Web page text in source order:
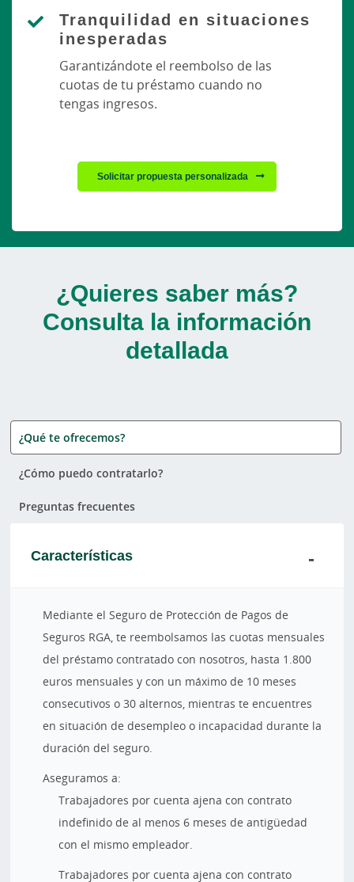
Tranquilidad en situaciones
inesperadas
Garantizándote el reembolso de las
cuotas de tu préstamo cuando no
tengas ingresos.
Solicitar propuesta personalizada
¿Quieres saber más?
Consulta la información
detallada
¿Qué te ofrecemos?
¿Cómo puedo contratarlo?
Preguntas frecuentes
Características
Mediante el Seguro de Protección de Pagos de
Seguros RGA, te reembolsamos las cuotas mensuales
del préstamo contratado con nosotros, hasta 1.800
euros mensuales y con un máximo de 10 meses
consecutivos o 30 alternos, mientras te encuentres
en situación de desempleo o incapacidad durante la
duración del seguro.
Aseguramos a:
Trabajadores por cuenta ajena con contrato
indefinido de al menos 6 meses de antigüedad
con el mismo empleador.
Trabajadores por cuenta ajena con contrato